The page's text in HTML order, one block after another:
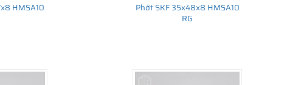
HMSA10
Phớt SKF 35x48x8 HMSA10
RG